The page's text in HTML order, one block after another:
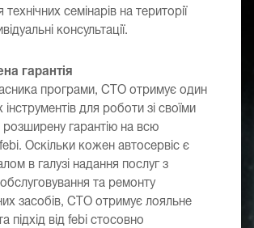
семінарів на території
консультації.
гарантія
програми, СТО отримує один
інструментів для роботи зі своїми
розширену гарантію на всю
Оскільки кожен автосервіс є
в галузі надання послуг з
та ремонту
засобів, СТО отримує лояльне
підхід від febi стосовно